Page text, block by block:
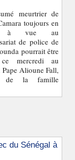
meurtrier de
toujours en
à vue au
de police de
pourrait être
mercredi au
Pape Alioune Fall,
de la famille
du Sénégal à